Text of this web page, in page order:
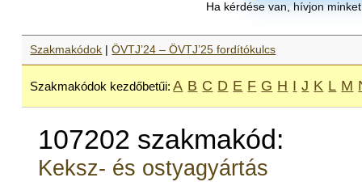
Ha kérdése van, hívjon
Szakmakódok |ÖVTJ’24 – ÖVTJ’25 fordítókulcs
Szakmakódok kezdőbetűi: A B C D E F G H I J K L M
107202 szakmakód:
Keksz- és ostyagyártás